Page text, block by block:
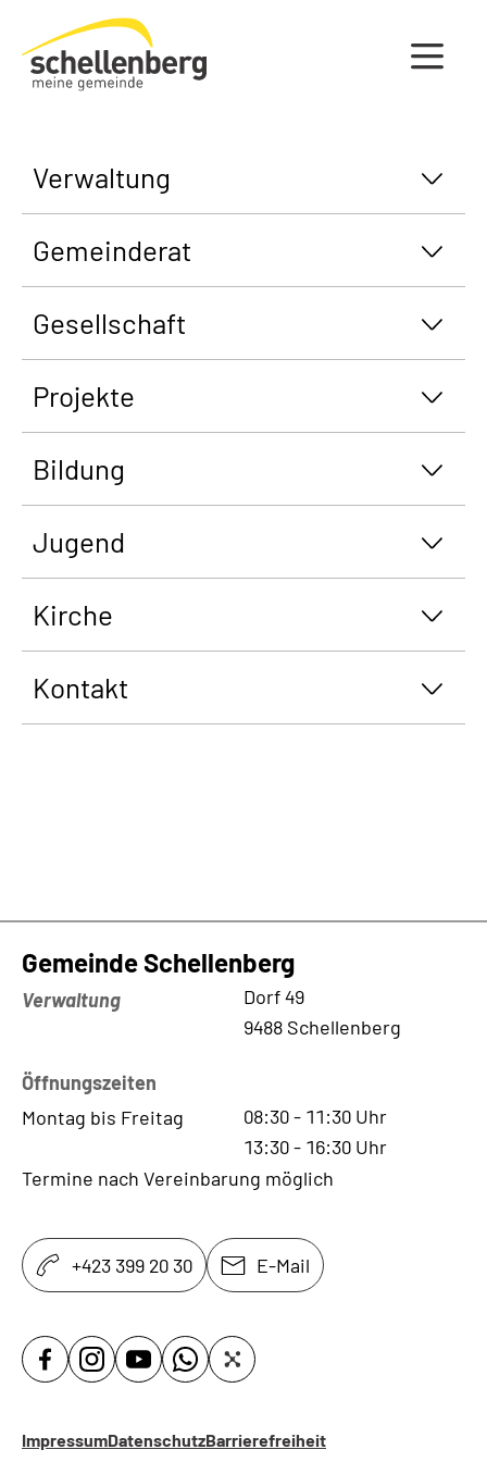
Gemeinde Schellenberg Startseite
Verwaltung
Gemeinderat
Gesellschaft
Projekte
Bildung
Jugend
Kirche
Kontakt
Gemeinde Schellenberg
Verwaltung
Dorf 49
9488 Schellenberg
Öffnungszeiten
Montag bis Freitag
08:30- 11:30 Uhr
13:30- 16:30 Uhr
Termine nach Vereinbarung möglich
+423 399 20 30 E-Mail
ImpressumDatenschutzBarrierefreiheit